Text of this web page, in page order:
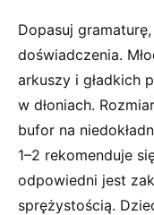
Dopasuj
doświadczenia.
arkuszy i gładkich
w dłoniach.
bufor na
1–2 rekomenduje
odpowiedni jest
sprężystością.